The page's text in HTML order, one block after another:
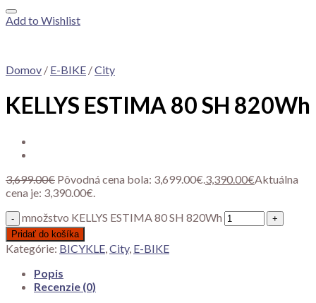
Add to Wishlist
Domov / E-BIKE /City
KELLYS ESTIMA 80 SH 820Wh
3,699.00€ Pôvodná cena bola: 3,699.00€.3,390.00€Aktuálna
cena je: 3,390.00€.
množstvo KELLYS ESTIMA 80 SH 820Wh
Pridať do košíka
Kategórie: BICYKLE,City, E-BIKE
Popis
Recenzie (0)